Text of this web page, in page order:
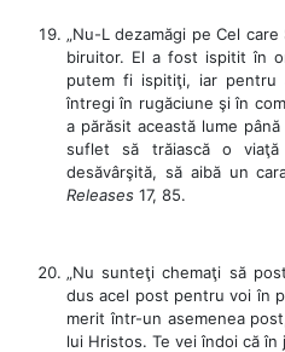
„Nu-L dezamăgi pe Cel
biruitor. El a fost ispitit în
putem fi ispitiţi, iar pentru
întregi în rugăciune şi în
a părăsit această lume
suflet să trăiască o
desăvârşită, să aibă un
Releases 17, 85.
„Nu sunteţi chemaţi să
dus acel post pentru voi în
merit într-un asemenea
lui Hristos. Te vei îndoi că